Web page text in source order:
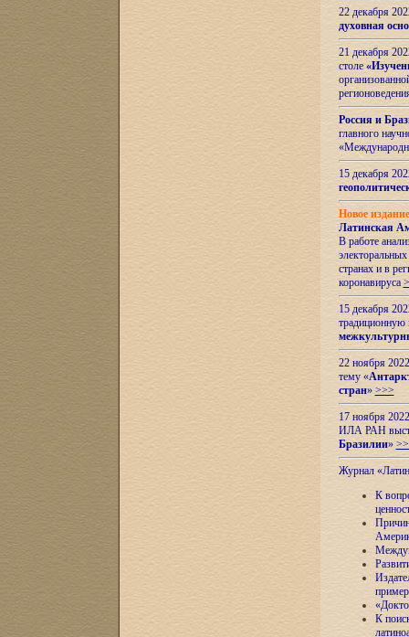
22 декабря
духовная
21 декабря
столе
Россия и
главного
15 декабря
Новое
Латинская
В работе
странах и в
коронавируса
15 декабря
22 ноября
тему «
стран» >>>
17 ноября
ИЛА РАН
Бразилии»
Журнал
К
К